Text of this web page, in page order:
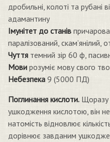
дробильні, колоті та рубані
адамантину
Імунітет до станів
паралізований, скам’янілий,
Чуття темний зір 60 ф,
Мови розуміє мову свого
Небезпека 9 (5000 ПД)
Поглинання кислоти. Щоразу
ушкодження кислотою, він
натомість відновлює
дорівнює завданим